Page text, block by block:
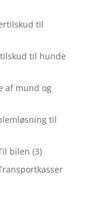
til
til hunde
af mund og
til
bilen (3)